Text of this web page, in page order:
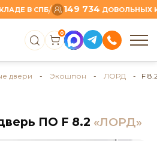
В СПБ/ 149 734 ДОВОЛЬНЫХ
0
двери - Экошпон - ЛОРД - F
ПО F 8.2 «ЛОРД»